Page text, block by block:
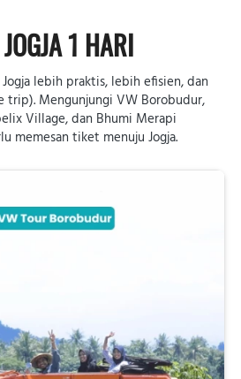
1 HARI
lebih praktis, lebih efisien, dan
trip). Mengunjungi VW Borobudur,
Village, dan Bhumi Merapi
memesan tiket menuju Jogja.